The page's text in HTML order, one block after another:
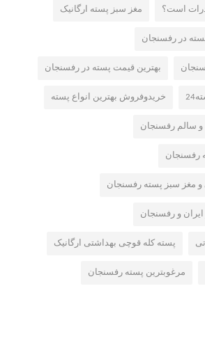
است؟ مغز سبز پسته ارگانیک
در رفسنجان
بهترین قیمت پسته در رفسنجان
خریدوفروش بهترین انواع پسته
و سالم رفسنجان
رفسنجان
و مغز سبز پسته رفسنجان
ایران و رفسنجان
پسته کله قوچی بهداشتی ارگانیک
مرغوبترین پسته رفسنجان